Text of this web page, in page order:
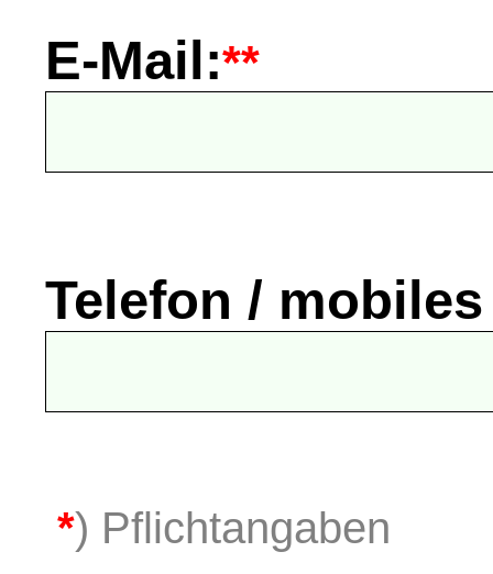
E-Mail:**
Telefon /
*) Pflichtangaben